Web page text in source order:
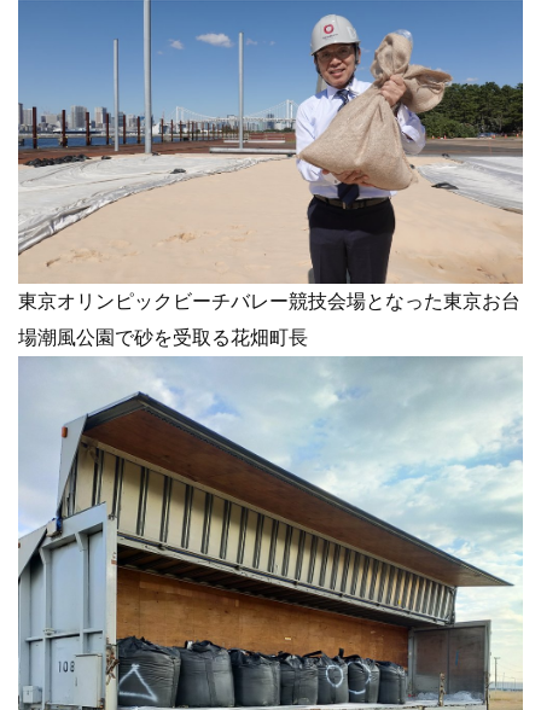
東京オリンピックビーチバレー競技会場となった東京お台
場潮風公園で砂を受取る花畑町長